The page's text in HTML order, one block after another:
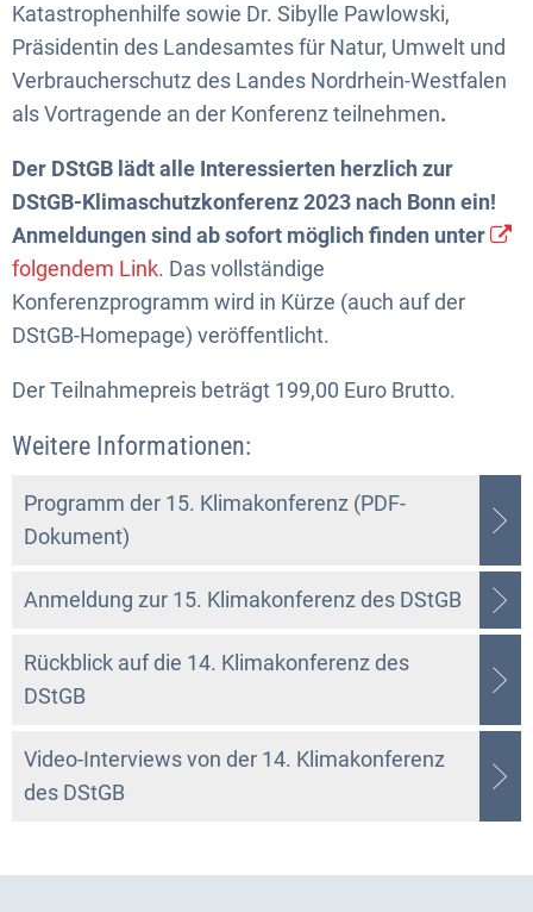
Katastrophenhilfe sowie Dr. Sibylle Pawlowski,
Präsidentin des Landesamtes für Natur, Umwelt und
Verbraucherschutz des Landes Nordrhein-Westfalen
als Vortragende an der Konferenz teilnehmen.
Der DStGB lädt alle Interessierten herzlich zur
DStGB-Klimaschutzkonferenz 2023 nach Bonn ein!
Anmeldungen sind ab sofort möglich finden unter
folgendem Link. Das vollständige
Konferenzprogramm wird in Kürze (auch auf der
DStGB-Homepage) veröffentlicht.
Der Teilnahmepreis beträgt 199,00 Euro Brutto.
Weitere Informationen:
Programm der 15. Klimakonferenz (PDF-
Dokument)
Anmeldung zur 15. Klimakonferenz des DStGB
Rückblick auf die 14. Klimakonferenz des
DStGB
Video-Interviews von der 14. Klimakonferenz
des DStGB